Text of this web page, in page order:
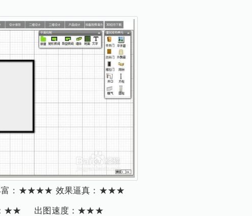
富：★★★★ 效果逼真：★★★
：★★ 出图速度：★★★